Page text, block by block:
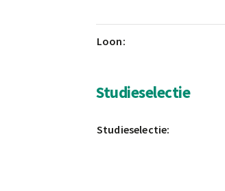
Loon:
Studieselectie
Studieselectie: